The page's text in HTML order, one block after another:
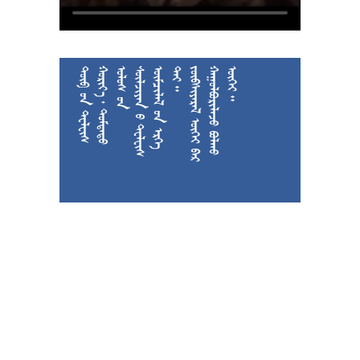

































































  






































 